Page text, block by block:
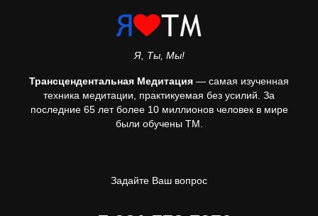
Я, Ты, Мы!
Трансцендентальная Медитация — самая изученная
техника медитации, практикуемая без усилий. За
последние 65 лет более 10 миллионов человек в мире
были обучены ТМ.
Задайте Ваш вопрос